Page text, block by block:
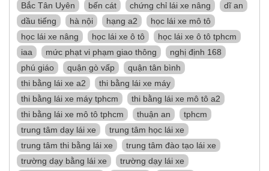
Bắc Tân Uyên
bến cát chứng chỉ lái xe nâng
dĩ an
dầu tiếng
hà nội hạng a2
học lái xe mô tô
học lái xe nâng
học lái xe ô tô
học lái xe ô tô tphcm
iaa
mức phạt vi phạm giao thông
nghị định 168
phú giáo
quận gò vấp
quận tân bình
thi bằng lái xe a2
thi bằng lái xe máy
thi bằng lái xe máy tphcm
thi bằng lái xe mô tô a2
thi bằng lái xe mô tô tphcm
thuận an
tphcm
trung tâm dạy lái xe
trung tâm học lái xe
trung tâm thi bằng lái xe
trung tâm đào tạo lái xe
trường dạy bằng lái xe
trường dạy lái xe